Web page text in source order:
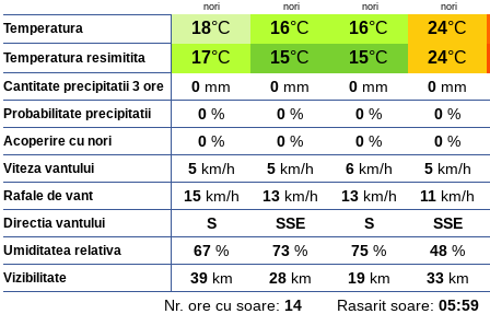
nori
nori
nori
nori
Temperatura 18°C 16°C 16°C 24°C
Temperatura resimitita 17°C 15°C 15°C 24°C
Cantitate precipitatii 3 ore 0 mm 0 mm 0 mm 0 mm
Probabilitate precipitatii 0 % 0 % 0 % 0 %
Acoperire cu nori 0 % 0 % 0 % 0 %
Viteza vantului 5km/h 5km/h 6km/h 5km/h
Rafale de vant 15km/h 13km/h 13km/h 11 km/h
Directia vantului S SSE S SSE
Umiditatea relativa 67 % 73 % 75 % 48 %
Vizibilitate 39km 28km 19km 33km
Nr. ore cu soare: 14Rasarit soare: 05:59